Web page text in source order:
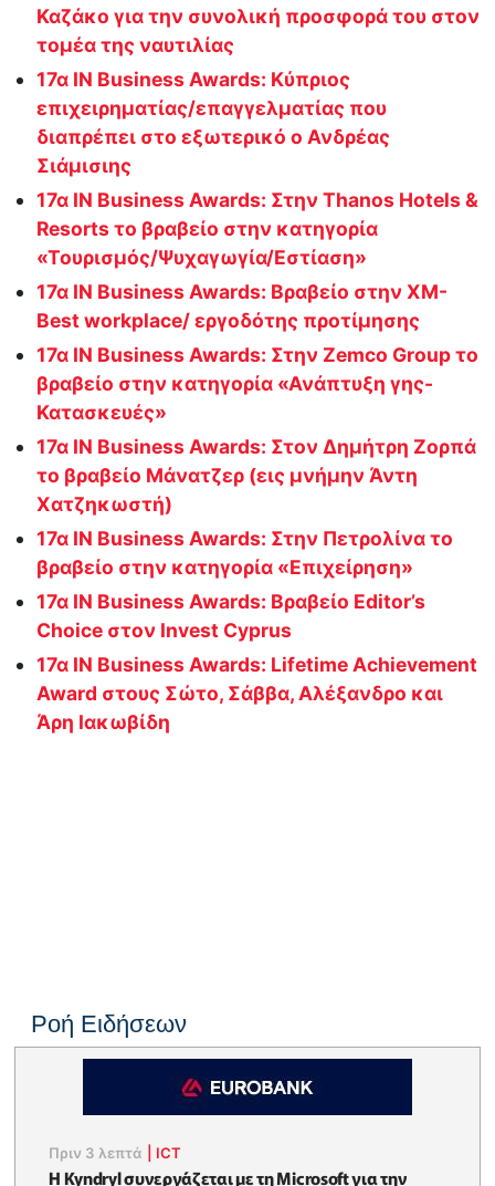
Καζάκο για την συνολική προσφορά του στον
τομέα της ναυτιλίας
17α IN Business Awards: Kύπριος
επιχειρηματίας/επαγγελματίας που
διαπρέπει στο εξωτερικό ο Ανδρέας
Σιάμισιης
17α IN Business Awards: Στην Thanos Hotels &
Resorts το βραβείο στην κατηγορία
«Τουρισμός/Ψυχαγωγία/Εστίαση»
17α IN Business Awards: Βραβείο στην XM-
Best workplace/ εργοδότης προτίμησης
17α IN Business Awards: Στην Zemco Group το
βραβείο στην κατηγορία «Ανάπτυξη γης-
Κατασκευές»
17α IN Business Awards: Στον Δημήτρη Ζορπά
το βραβείο Μάνατζερ (εις μνήμην Άντη
Χατζηκωστή)
17α IN Business Awards: Στην Πετρολίνα το
βραβείο στην κατηγορία «Επιχείρηση»
17α IN Business Awards: Βραβείο Editor’s
Choice στον Invest Cyprus
17α IN Business Awards: Lifetime Achievement
Award στους Σώτο, Σάββα, Αλέξανδρο και
Άρη Ιακωβίδη
Ροή Ειδήσεων
Πριν 3 λεπτά ICT
Η Kyndryl συνεργάζεται με τη Microsoft για την